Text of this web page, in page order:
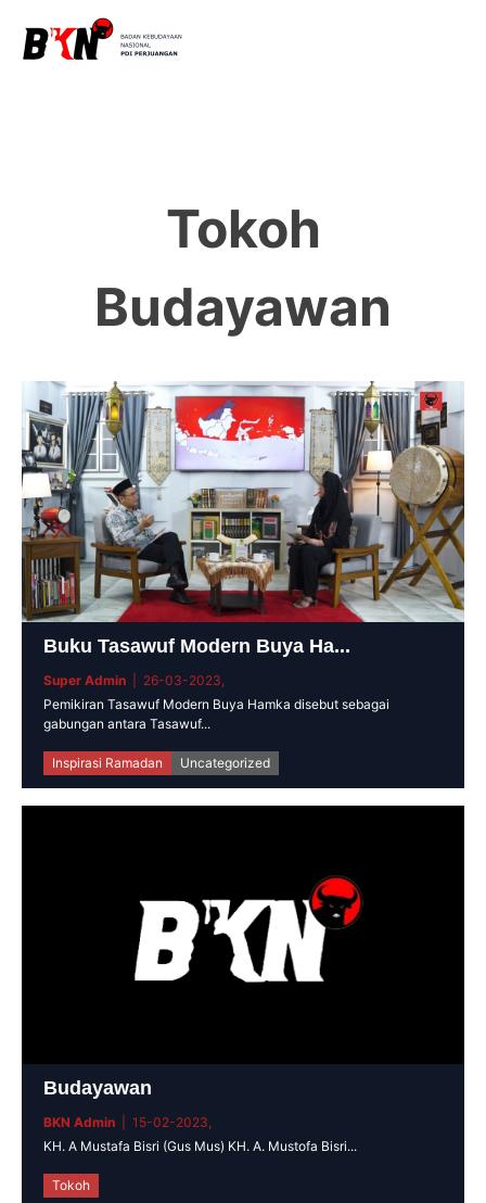
Tokoh
Budayawan
Buku Tasawuf Modern Buya Ha...
Super Admin | 26-03-2023,
Pemikiran Tasawuf Modern Buya Hamka disebut sebagai
gabungan antara Tasawuf...
Inspirasi Ramadan Uncategorized
Budayawan
BKN Admin | 15-02-2023,
KH. A Mustafa Bisri (Gus Mus) KH. A. Mustofa Bisri...
Tokoh